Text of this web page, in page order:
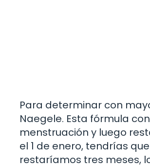
Para determinar con
Naegele. Esta fórmula
menstruación y luego
el 1 de enero, tendrías
restaríamos tres meses,